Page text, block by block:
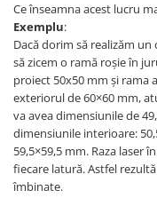
Ce înseamna acest lucru
Exemplu:
Dacă dorim să realizăm
să zicem o ramă roșie în
proiect 50x50 mm și rama
exteriorul de 60×60 mm,
va avea dimensiunile de
dimensiunile interioare:
59,5×59,5 mm. Raza laser
fiecare latură. Astfel
îmbinate.